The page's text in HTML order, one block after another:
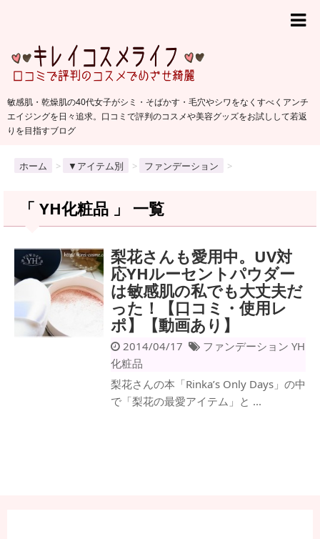
敏感肌・乾燥肌の40代女子がシミ・そばかす・毛穴やシワをなくすべくアンチ
エイジングを日々追求。口コミで評判のコスメや美容グッズをお試しして若返
りを目指すブログ
ホーム > ▼アイテム別 > ファンデーション >
「 YH化粧品 」 一覧
梨花さんも愛用中。UV対
応YHルーセントパウダー
は敏感肌の私でも大丈夫だ
った！【口コミ・使用レ
ポ】【動画あり】
2014/04/17 ファンデーション YH
化粧品
梨花さんの本「Rinka’s Only Days」の中
で「梨花の最愛アイテム」と ...